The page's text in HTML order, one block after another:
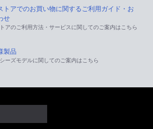
トアでのお買い物に関するご利用ガイド・お
せ
アのご利用方法・サービスに関してのご案内はこちら
製品
ーズモデルに関してのご案内はこちら